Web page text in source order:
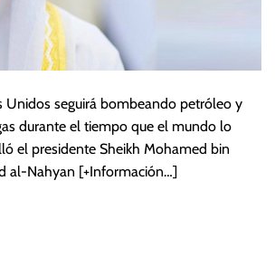
Unidos seguirá bombeando petróleo y
durante el tiempo que el mundo lo
el presidente Sheikh Mohamed bin
al-Nahyan [+Información…]